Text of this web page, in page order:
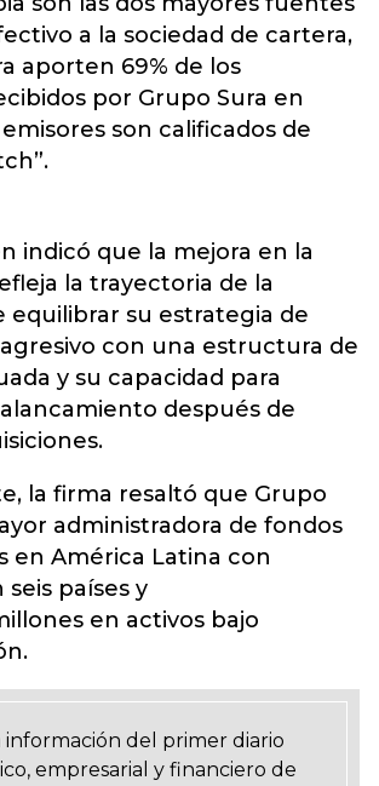
a la sociedad de cartera,
aporten 69% de los
por Grupo Sura en
son calificados de
indicó que la mejora en la
la trayectoria de la
equilibrar su estrategia de
con una estructura de
y su capacidad para
después de
la firma resaltó que Grupo
administradora de fondos
en América Latina con
países y
en activos bajo
información del primer diario
empresarial y financiero de